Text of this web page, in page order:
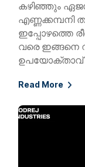
കഴിഞ്ഞും
എണ്ണക്കമ്പനി
ഇപ്പോഴത്തെ
വരെ ഇങ്ങനെ
ഉപയോക്താവ്
Read More